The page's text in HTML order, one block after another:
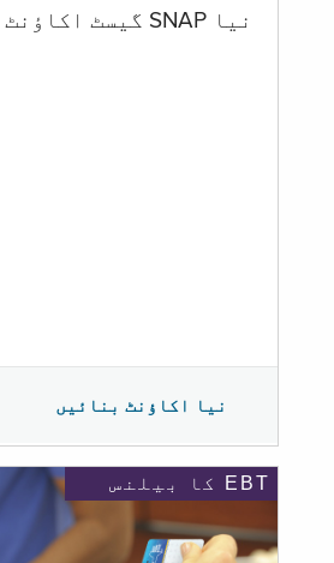
نیا SNAP گیسٹ اکاؤنٹ بنائیں
نیا اکاؤنٹ بنائیں
EBT کا بیلنس